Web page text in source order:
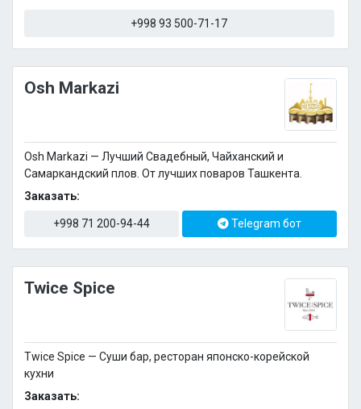
+998 93 500-71-17
Osh Markazi
Osh Markazi — Лучший Свадебный, Чайханский и
Самаркандский плов. От лучших поваров Ташкента.
Заказать:
+998 71 200-94-44 Telegram бот
Twice Spice
Twice Spice — Суши бар, ресторан японско-корейской
кухни
Заказать: